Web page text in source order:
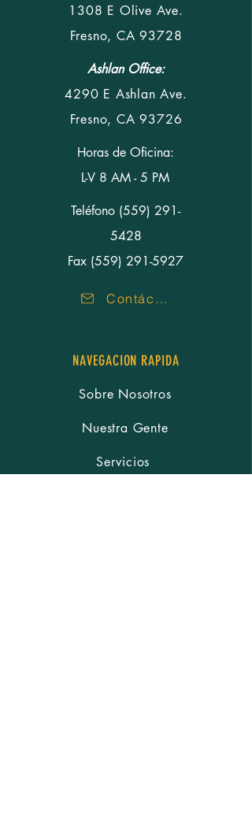
1308 E Olive Ave.
Fresno, CA 93728
Ashlan Office:
4290 E Ashlan Ave.
Fresno, CA 93726
Horas de Oficina:
L-V 8 AM - 5 PM
Teléfono (559) 291-
5428
Fax (559) 291-5927
Contáctenos
NAVEGACION RAPIDA
Sobre Nosotros
Nuestra Gente
Servicios